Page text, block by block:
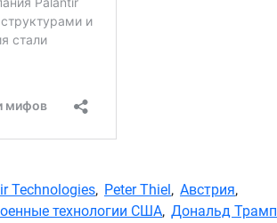
Technologies, Peter Thiel, Австрия,
технологии США, Дональд Трамп